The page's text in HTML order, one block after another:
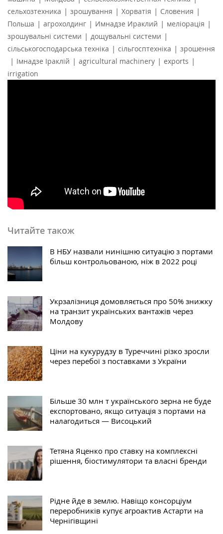
сельхозтехника | зрошування | Хорватія | Словения |
Польша | агрохолдинг | Имнадзе Ираклий | меліорація |
зрошувальні системи | дощувальні системи |
сільськогосподарська техніка | сільгосптехніка | зрошення
| Імнадзе Іраклій | agricultural machinery | exports |
irrigation
Читайте також
В НБУ назвали нинішню ситуацію з портами
більш контрольованою, ніж в 2022 році
Укрзалізниця домовляється про 50% знижку
на транзит українських вантажів через
Молдову
Ціни на кукурудзу в Туреччині різко зросли
через перебої з поставками з України
Більше 30 млн т українського зерна не буде
експортовано, якщо ситуація з портами на
налагодиться — Висоцький
Тетяна Яценко про ставку на комплексні
рішення, біостимулятори та власні бренди
Рідне йде в землю. Навіщо консорціум
переробників купує агроактив Астарти на
Чернігівщині